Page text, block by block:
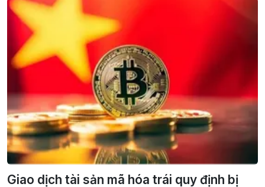
Giao dịch tài sản mã hóa trái quy định bị